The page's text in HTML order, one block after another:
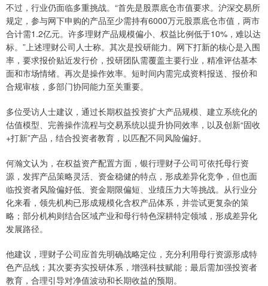
不过，行业仍面临多重挑战。“首先是股票底仓市值要求。沪深交易所
规定，参与网下申购的产品至少需持有6000万元股票底仓市值，两市
合计需1.2亿元。许多理财产品规模偏小、权益比例低于10%，难以达
标。”上述理财公司人士称。其次是投研能力。网下打新的核心是入围
率，要求报价贴近发行价，投研团队需覆盖主要行业，精准评估基本
面和市场情绪。再次是操作效率。短时间内需完成资料报送、报价和
合规审核，多部门协同能力至关重要。
多位受访人士建议，通过长期权益投资扩大产品规模、建立系统化的
估值模型、完善操作流程与交易系统以提升协同效率，以及创新“固收
+打新”产品，结合投资者教育，以匹配不同风险偏好。
何瀚文认为，在权益资产配置方面，银行理财子公司可依托母行资
源，发挥产品策略灵活、资金稳健的特点，形成差异化竞争，但也面
临投资者风险偏好低、资金期限偏短、业绩压力大等挑战。从行业分
化来看，领先机构已形成规模化含权产品体系，并尝试更复杂的策
略；部分机构则结合区域产业和母行特色深耕特定领域，形成差异化
发展路径。
他建议，理财子公司应首先明确战略定位，充分利用母行资源形成特
色产品线；其次要夯实投研体系，增强科技赋能；最后需加强投资者
教育，合理引导对净值波动和长期收益的预期。